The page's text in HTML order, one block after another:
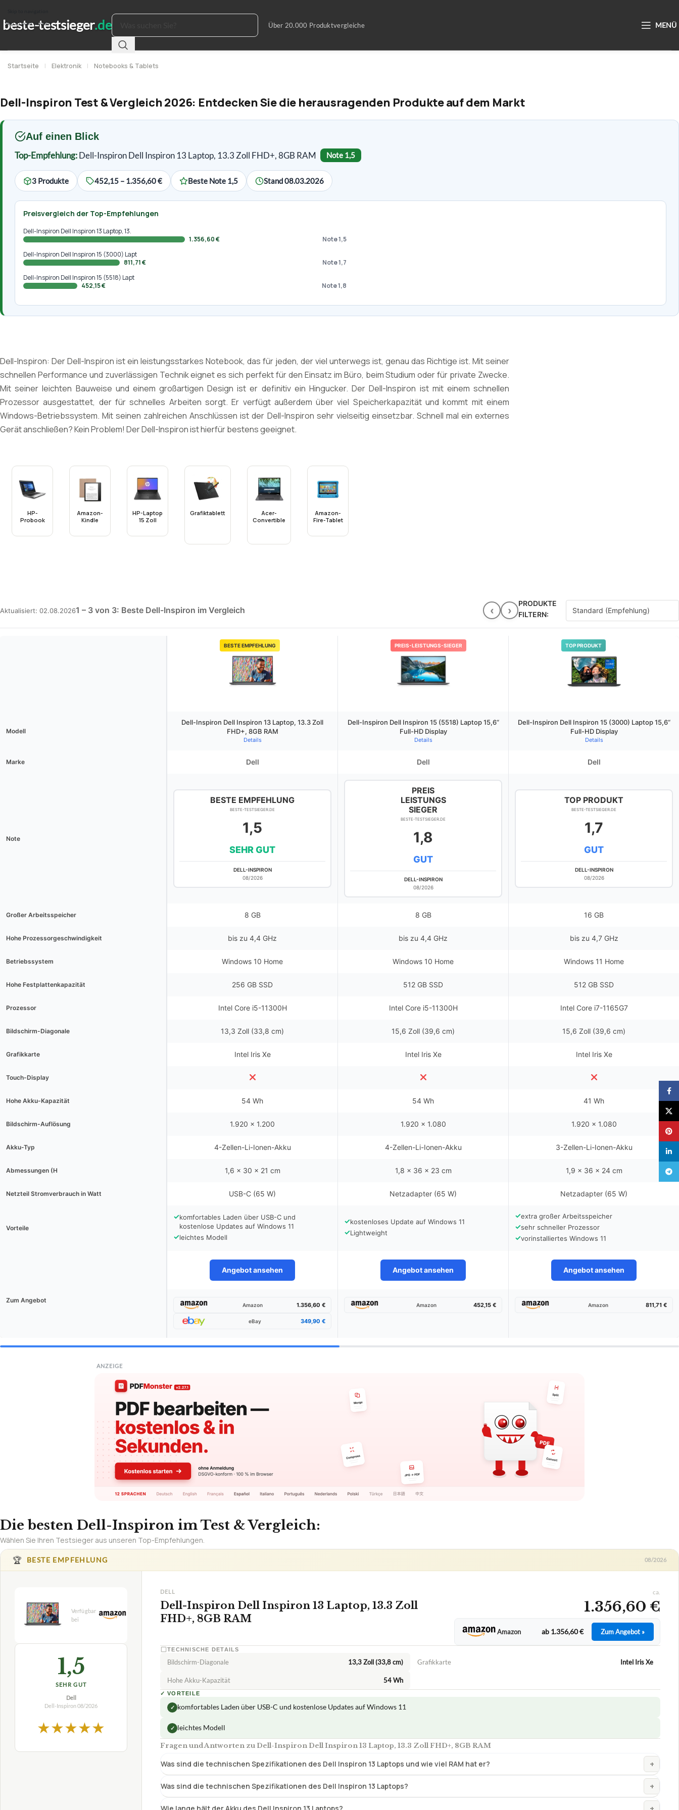
Skip to main content
Startseite | Elektronik | Notebooks & Tablets
Dell-Inspiron Test & Vergleich 2026: Entdecken Sie die herausragenden Produkte auf dem Markt
Auf einen Blick
Top-Empfehlung:Dell-Inspiron Dell Inspiron 13 Laptop, 13.3 Zoll FHD+, 8GB RAM Note 1,5
3 Produkte 452,15 – 1.356,60 € Beste Note 1,5 Stand 08.03.2026
Preisvergleich der Top-Empfehlungen
Dell-Inspiron Dell Inspiron 13 Laptop, 13.
1.356,60 €
Note 1,5
Dell-Inspiron Dell Inspiron 15 (3000) Lapt
811,71 €
Note 1,7
Dell-Inspiron Dell Inspiron 15 (5518) Lapt
452,15 €
Note 1,8
Dell-Inspiron: Der Dell-Inspiron ist ein leistungsstarkes Notebook, das für jeden, der viel unterwegs ist, genau das Richtige ist. Mit seiner
schnellen Performance und zuverlässigen Technik eignet es sich perfekt für den Einsatz im Büro, beim Studium oder für private Zwecke.
Mit seiner leichten Bauweise und einem großartigen Design ist er definitiv ein Hingucker. Der Dell-Inspiron ist mit einem schnellen
Prozessor ausgestattet, der für schnelles Arbeiten sorgt. Er verfügt außerdem über viel Speicherkapazität und kommt mit einem
Windows-Betriebssystem. Mit seinen zahlreichen Anschlüssen ist der Dell-Inspiron sehr vielseitig einsetzbar. Schnell mal ein externes
Gerät anschließen? Kein Problem! Der Dell-Inspiron ist hierfür bestens geeignet.
HP-
Probook
Amazon-
Kindle
HP-Laptop
15 Zoll
Grafiktablett
Acer-
Convertible
Amazon-
Fire-Tablet
Aktualisiert: 02.08.20261 – 3 von 3: Beste Dell-Inspiron im Vergleich ‹ ›
PRODUKTE
FILTERN:
BESTE EMPFEHLUNG PREIS-LEISTUNGS-SIEGER TOP PRODUKT
Modell
Dell-Inspiron Dell Inspiron 13 Laptop, 13.3 Zoll
FHD+, 8GB RAM
Details
Dell-Inspiron Dell Inspiron 15 (5518) Laptop 15,6“
Full-HD Display
Details
Dell-Inspiron Dell Inspiron 15 (3000) Laptop 15,6“
Full-HD Display
Details
Marke Dell Dell Dell
Note
BESTE EMPFEHLUNG
BESTE-TESTSIEGER.DE
1,5
SEHR GUT
DELL-INSPIRON
08/2026
PREIS
LEISTUNGS
SIEGER
BESTE-TESTSIEGER.DE
1,8
GUT
DELL-INSPIRON
08/2026
TOP PRODUKT
BESTE-TESTSIEGER.DE
1,7
GUT
DELL-INSPIRON
08/2026
Großer Arbeitsspeicher 8 GB 8 GB 16 GB
Hohe Prozessorgeschwindigkeit bis zu 4,4 GHz bis zu 4,4 GHz bis zu 4,7 GHz
Betriebssystem Windows 10 Home Windows 10 Home Windows 11 Home
Hohe Festplattenkapazität 256 GB SSD 512 GB SSD 512 GB SSD
Prozessor Intel Core i5-11300H Intel Core i5-11300H Intel Core i7-1165G7
Bildschirm-Diagonale 13,3 Zoll (33,8 cm) 15,6 Zoll (39,6 cm) 15,6 Zoll (39,6 cm)
Grafikkarte Intel Iris Xe Intel Iris Xe Intel Iris Xe
Touch-Display
Hohe Akku-Kapazität 54 Wh 54 Wh 41 Wh
Bildschirm-Auflösung 1.920 x 1.200 1.920 x 1.080 1.920 x 1.080
Akku-Typ 4-Zellen-Li-Ionen-Akku 4-Zellen-Li-Ionen-Akku 3-Zellen-Li-Ionen-Akku
Abmessungen (H 1,6 x 30 x 21 cm 1,8 x 36 x 23 cm 1,9 x 36 x 24 cm
Netzteil Stromverbrauch in Watt USB-C (65 W) Netzadapter (65 W) Netzadapter (65 W)
Vorteile
✓komfortables Laden über USB-C und
kostenlose Updates auf Windows 11
✓leichtes Modell
✓kostenloses Update auf Windows 11
✓Lightweight
✓extra großer Arbeitsspeicher
✓sehr schneller Prozessor
✓vorinstalliertes Windows 11
Angebot ansehen Angebot ansehen Angebot ansehen
Zum Angebot
Amazon 1.356,60 €
eBay 349,90 €
Amazon 452,15 € Amazon 811,71 €
ANZEIGE
Die besten Dell-Inspiron im Test & Vergleich:
Wählen Sie Ihren Testsieger aus unseren Top-Empfehlungen.
🏆 BESTE EMPFEHLUNG 08/2026
1,5
SEHR GUT
Dell
Dell-Inspiron08/2026
★★★★★
DELL
Dell-Inspiron Dell Inspiron 13 Laptop, 13.3 Zoll
FHD+, 8GB RAM
ca.
1.356,60 €
Amazon ab 1.356,60 € Zum Angebot »
TECHNISCHE DETAILS
Bildschirm-Diagonale 13,3 Zoll (33,8 cm) Grafikkarte Intel Iris Xe
Hohe Akku-Kapazität 54 Wh
✓ VORTEILE
✓ komfortables Laden über USB-C und kostenlose Updates auf Windows 11
✓ leichtes Modell
Fragen und Antworten zu Dell-Inspiron Dell Inspiron 13 Laptop, 13.3 Zoll FHD+, 8GB RAM
Was sind die technischen Spezifikationen des Dell Inspiron 13 Laptops und wie viel RAM hat er? +
Was sind die technischen Spezifikationen des Dell Inspiron 13 Laptops? +